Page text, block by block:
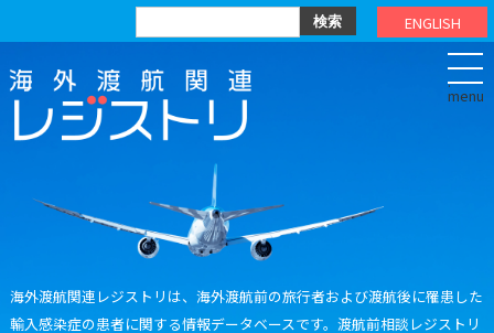
ENGLISH
.
海外渡航関連レジストリは、海外渡航前の旅行者および渡航後に罹患した
輸入感染症の患者に関する情報データベースです。渡航前相談レジストリ